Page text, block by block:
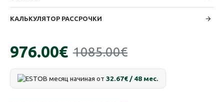
КАЛЬКУЛЯТОР РАССРОЧКИ
976.00€ 1085.00€
В месяц начиная от 32.67€ / 48 мес.